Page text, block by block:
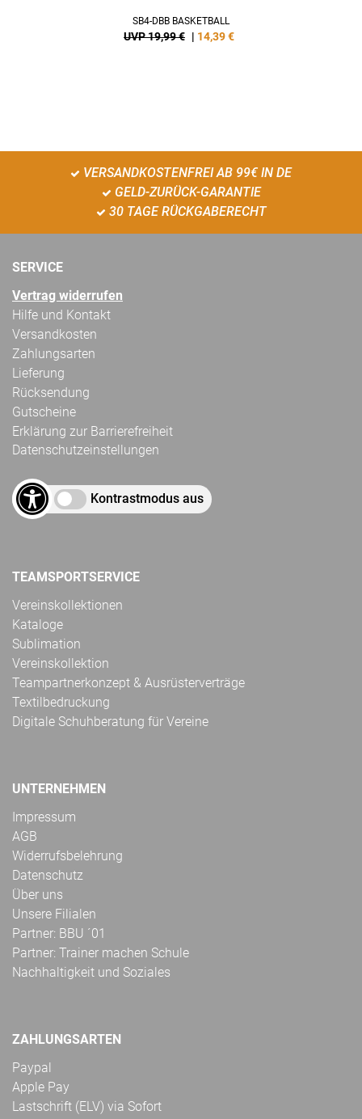
SB4-DBB BASKETBALL
UVP 19,99 € | 14,39€
VERSANDKOSTENFREI AB 99€ IN DE
GELD-ZURÜCK-GARANTIE
30 TAGE RÜCKGABERECHT
SERVICE
Vertrag widerrufen
Hilfe und Kontakt
Versandkosten
Zahlungsarten
Lieferung
Rücksendung
Gutscheine
Erklärung zur Barrierefreiheit
Datenschutzeinstellungen
Kontrastmodus aus
TEAMSPORTSERVICE
Vereinskollektionen
Kataloge
Sublimation
Vereinskollektion
Teampartnerkonzept & Ausrüsterverträge
Textilbedruckung
Digitale Schuhberatung für Vereine
UNTERNEHMEN
Impressum
AGB
Widerrufsbelehrung
Datenschutz
Über uns
Unsere Filialen
Partner: BBU ´01
Partner: Trainer machen Schule
Nachhaltigkeit und Soziales
ZAHLUNGSARTEN
Paypal
Apple Pay
Lastschrift (ELV) via Sofort